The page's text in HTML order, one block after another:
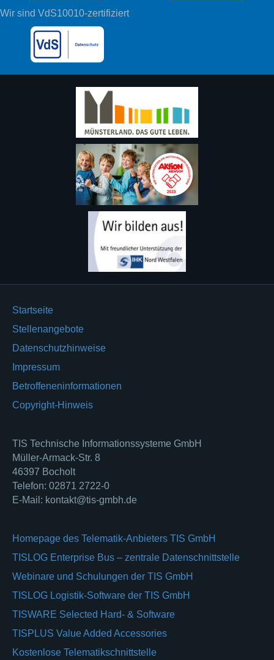
Wir sind VdS10010-zertifiziert
Startseite
Stellenangebote
Datenschutzhinweise
Impressum
Betroffeneninformationen
Copyright-Hinweis
TIS Technische Informationssysteme GmbH
Müller-Armack-Str. 8
46397 Bocholt
Telefon: 02871 2722-0
E-Mail: kontakt@tis-gmbh.de
Homepage des Telematik-Anbieters TIS GmbH
TISLOG Enterprise Bus – zentrale Datenschnittstelle
Webinare und Schulungen der TIS GmbH
TISLOG Logistik-Software der TIS GmbH
TISWARE Selected Hard- & Software
TISPLUS Value Added Accessories
Kostenlose Telematikschnittstelle